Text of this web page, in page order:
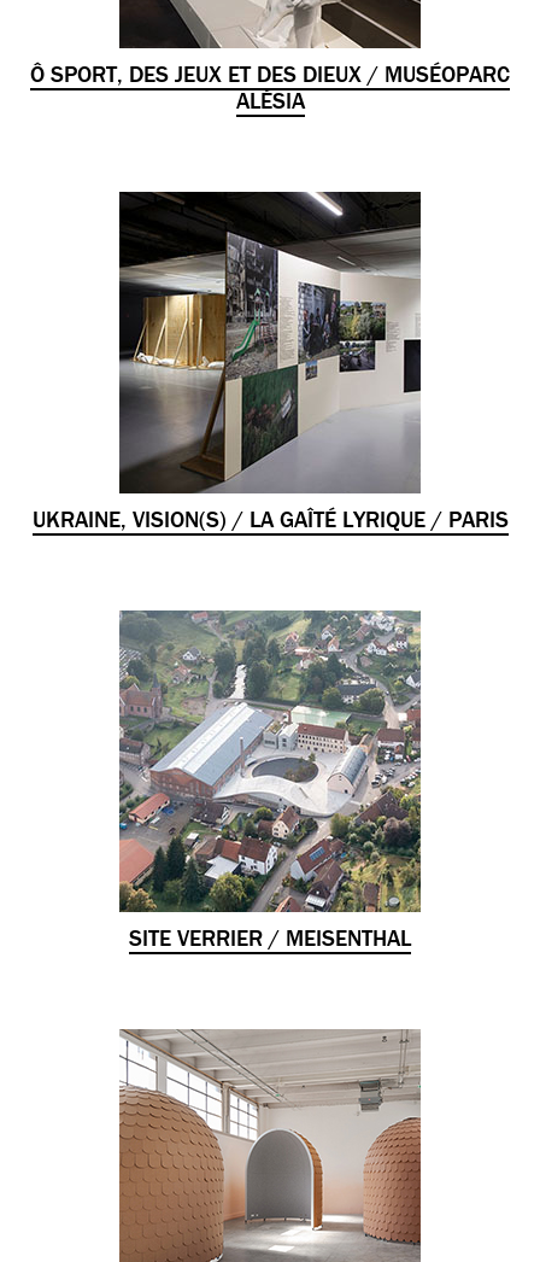
Ô SPORT, DES JEUX ET DES DIEUX / MUSÉOPARC
ALÉSIA
UKRAINE, VISION(S) / LA GAÎTÉ LYRIQUE / PARIS
SITE VERRIER / MEISENTHAL